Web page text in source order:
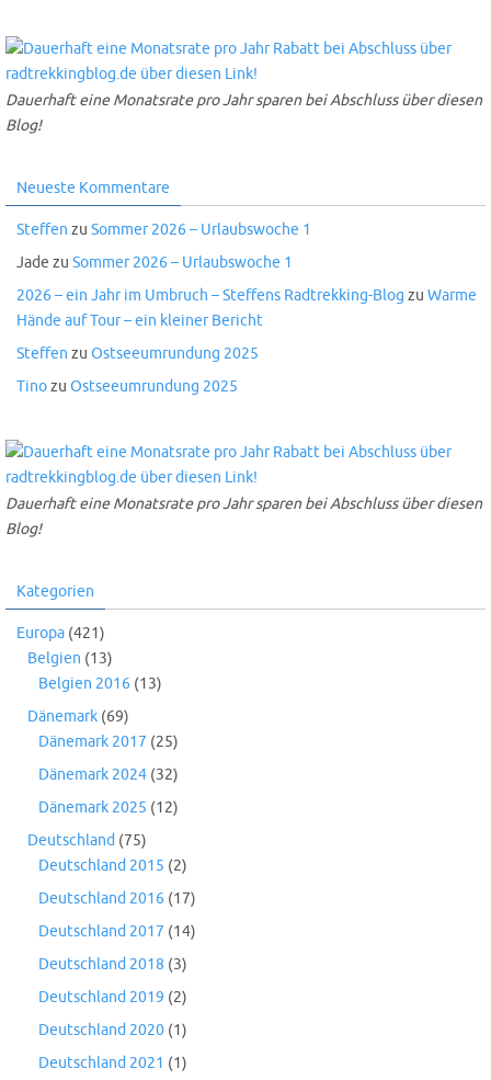
Dauerhaft eine Monatsrate pro Jahr sparen bei Abschluss über diesen
Blog!
Neueste Kommentare
Steffen zu Sommer 2026 – Urlaubswoche 1
Jade zu Sommer 2026 – Urlaubswoche 1
2026 – ein Jahr im Umbruch – Steffens Radtrekking-Blog zu Warme
Hände auf Tour – ein kleiner Bericht
Steffen zu Ostseeumrundung 2025
Tinozu Ostseeumrundung 2025
Dauerhaft eine Monatsrate pro Jahr sparen bei Abschluss über diesen
Blog!
Kategorien
Europa (421)
Belgien (13)
Belgien 2016 (13)
Dänemark (69)
Dänemark 2017 (25)
Dänemark 2024 (32)
Dänemark 2025 (12)
Deutschland (75)
Deutschland 2015 (2)
Deutschland 2016 (17)
Deutschland 2017 (14)
Deutschland 2018 (3)
Deutschland 2019 (2)
Deutschland 2020 (1)
Deutschland 2021 (1)